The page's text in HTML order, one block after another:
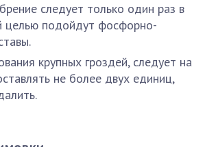
следует только один раз в
целью подойдут фосфорно-
крупных гроздей, следует на
не более двух единиц,